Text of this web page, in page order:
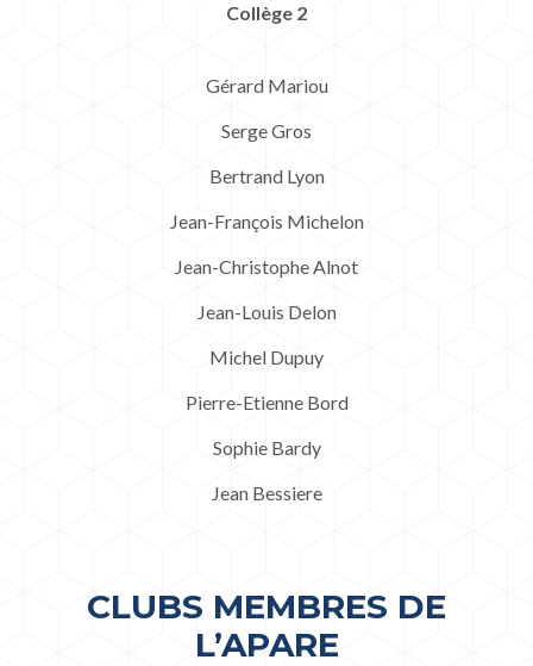
Collège 2
Gérard Mariou
Serge Gros
Bertrand Lyon
Jean-François Michelon
Jean-Christophe Alnot
Jean-Louis Delon
Michel Dupuy
Pierre-Etienne Bord
Sophie Bardy
Jean Bessiere
CLUBS MEMBRES DE
L’APARE